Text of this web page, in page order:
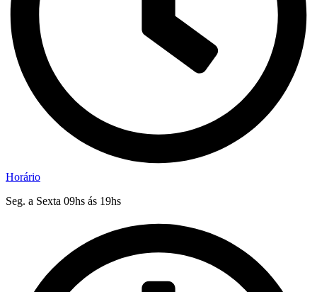
Horário
Seg. a Sexta 09hs ás 19hs